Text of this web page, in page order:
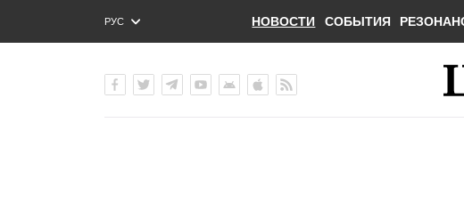
РУС
ENG
НОВОСТИ СОБЫТИЯ